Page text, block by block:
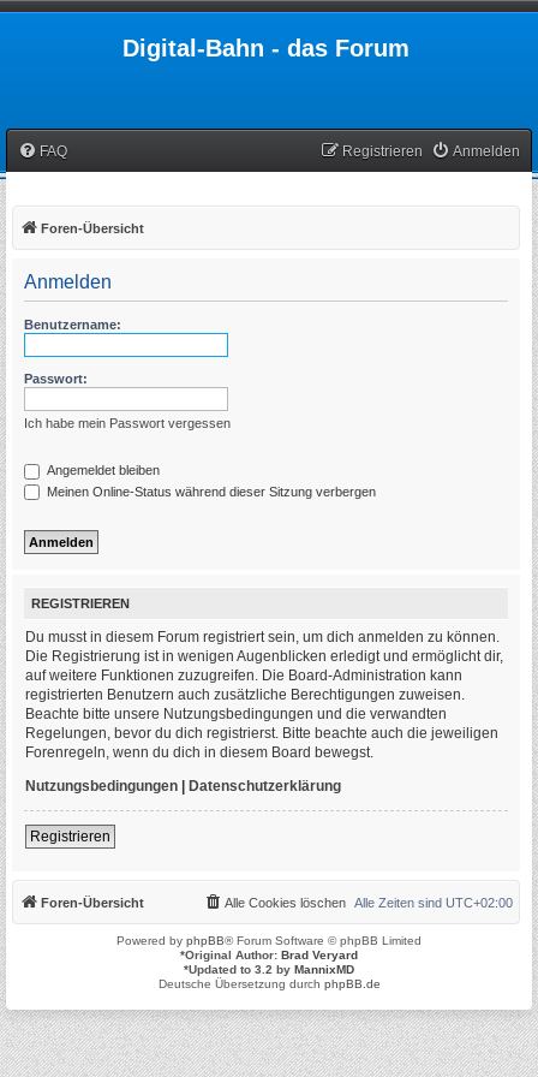
Digital-Bahn - das Forum
FAQ Anmelden
Registrieren
Foren-Übersicht
Anmelden
Benutzername:
Passwort:
Ich habe mein Passwort vergessen
Angemeldet bleiben
Meinen Online-Status während dieser Sitzung verbergen
REGISTRIEREN
Du musst in diesem Forum registriert sein, um dich anmelden zu können.
Die Registrierung ist in wenigen Augenblicken erledigt und ermöglicht dir,
auf weitere Funktionen zuzugreifen. Die Board-Administration kann
registrierten Benutzern auch zusätzliche Berechtigungen zuweisen.
Beachte bitte unsere Nutzungsbedingungen und die verwandten
Regelungen, bevor du dich registrierst. Bitte beachte auch die jeweiligen
Forenregeln, wenn du dich in diesem Board bewegst.
Nutzungsbedingungen | Datenschutzerklärung
Registrieren
Foren-Übersicht Alle Zeiten sind UTC+02:00
Alle Cookies löschen
Powered by phpBB® Forum Software © phpBB Limited
*Original Author: Brad Veryard
*Updated to 3.2 by MannixMD
Deutsche Übersetzung durch phpBB.de